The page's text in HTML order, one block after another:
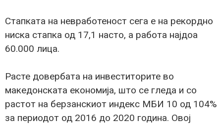
Стапката на невработеност сега е на рекордно
ниска стапка од 17,1 насто, а работа најдоа
60.000 лица.
Расте довербата на инвеститорите во
македонската економија, што се гледа и со
растот на берзанскиот индекс МБИ 10 од 104%
за периодот од 2016 до 2020 година. Овој